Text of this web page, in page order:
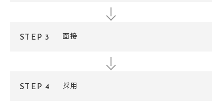
STEP 3 面接
STEP 4 採用